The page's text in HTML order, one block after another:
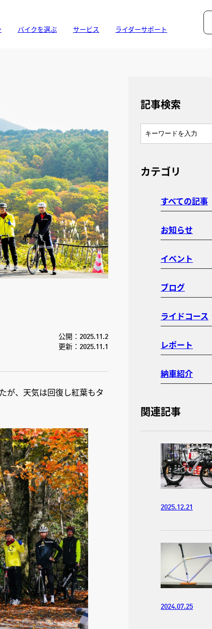
バイクを選ぶ サービス ライダーサポート
公開：2025.11.2
更新：2025.11.1
が、天気は回復し紅葉もタ
記事検索
カテゴリ
すべての記事
お知らせ
イベント
ブログ
ライドコース
レポート
納車紹介
関連記事
2025.12.21
2024.07.25